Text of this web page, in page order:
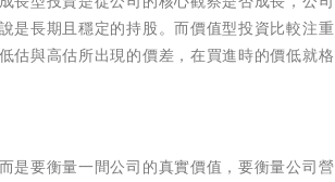
是長期且穩定的持股。而價值型投資比較注重
估與高估所出現的價差，在買進時的價低就格
是要衡量一間公司的真實價值，要衡量公司營